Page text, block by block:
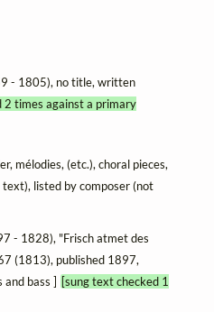
- 1805), no title, written
2 times against a primary
mélodies, (etc.), choral pieces,
listed by composer (not
- 1828), "Frisch atmet des
(1813), published 1897,
bass ] [sung text checked 1